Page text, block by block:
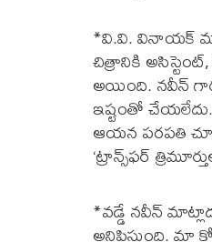
*వి.వి. వినాయక్
చిత్రానికి
అయింది. నవీన్
ఇష్టంతో
ఆయన పరపతి
‘ట్రాన్స్‌ఫర్
*వడ్డే నవీన్
అనిపిస్తుంది. మా